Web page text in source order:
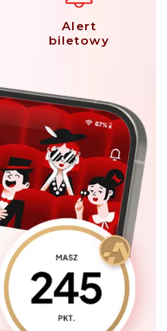
Alert
biletowy